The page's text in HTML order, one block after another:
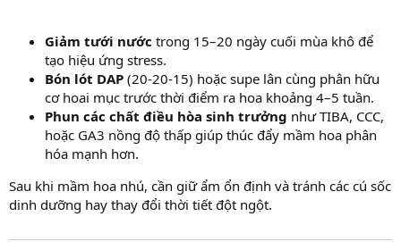
Giảm tưới nước trong 15–20 ngày cuối mùa khô để
tạo hiệu ứng stress.
Bón lót DAP (20-20-15) hoặc supe lân cùng phân hữu
cơ hoai mục trước thời điểm ra hoa khoảng 4–5 tuần.
Phun các chất điều hòa sinh trưởng như TIBA, CCC,
hoặc GA3 nồng độ thấp giúp thúc đẩy mầm hoa phân
hóa mạnh hơn.
Sau khi mầm hoa nhú, cần giữ ẩm ổn định và tránh các cú sốc
dinh dưỡng hay thay đổi thời tiết đột ngột.